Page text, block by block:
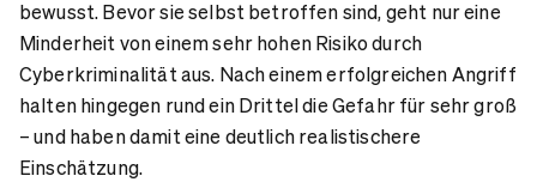
bewusst. Bevor sie selbst betroffen sind, geht nur eine
Minderheit von einem sehr hohen Risiko durch
Cyberkriminalität aus. Nach einem erfolgreichen Angriff
halten hingegen rund ein Drittel die Gefahr für sehr groß
– und haben damit eine deutlich realistischere
Einschätzung.